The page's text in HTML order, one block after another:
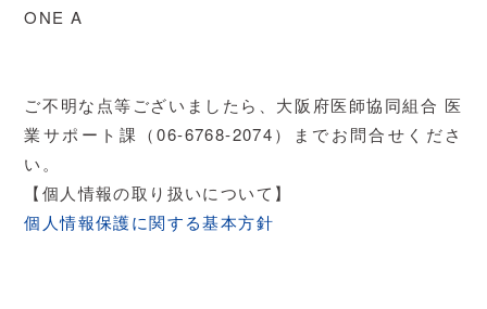
ONE A
ご不明な点等ございましたら、大阪府医師協同組合 医
業サポート課（06-6768-2074）までお問合せくださ
い。
【個人情報の取り扱いについて】
個人情報保護に関する基本方針